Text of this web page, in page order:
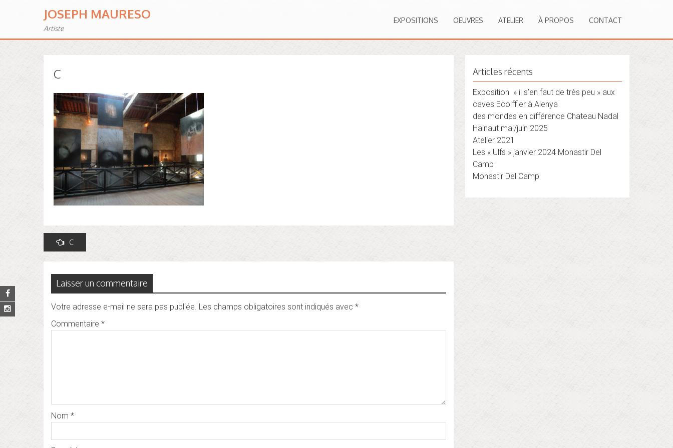
JOSEPH MAURESO
Artiste
EXPOSITIONS OEUVRES ATELIER À PROPOS CONTACT
C
Navigation
l’article
C
Laisser un commentaire
Votre adresse e-mail ne sera pas publiée. Les champs obligatoires sont indiqués avec *
Commentaire *
Nom *
Articles récents
Exposition » il s’en faut de très peu » aux
caves Ecoiffier à Alenya
des mondes en différence Chateau Nadal
Hainaut mai/juin 2025
Atelier 2021
Les « Ulfs » janvier 2024 Monastir Del
Camp
Monastir Del Camp